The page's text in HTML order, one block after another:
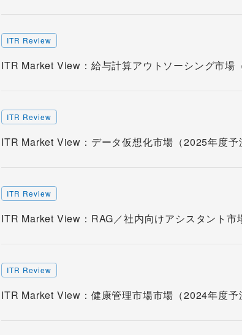
ITR Review
ITR Market View：給与計算アウトソーシング市場
ITR Review
ITR Market View：データ仮想化市場（2025年度予
ITR Review
ITR Market View：RAG／社内向けアシスタント市
ITR Review
ITR Market View：健康管理市場市場（2024年度予